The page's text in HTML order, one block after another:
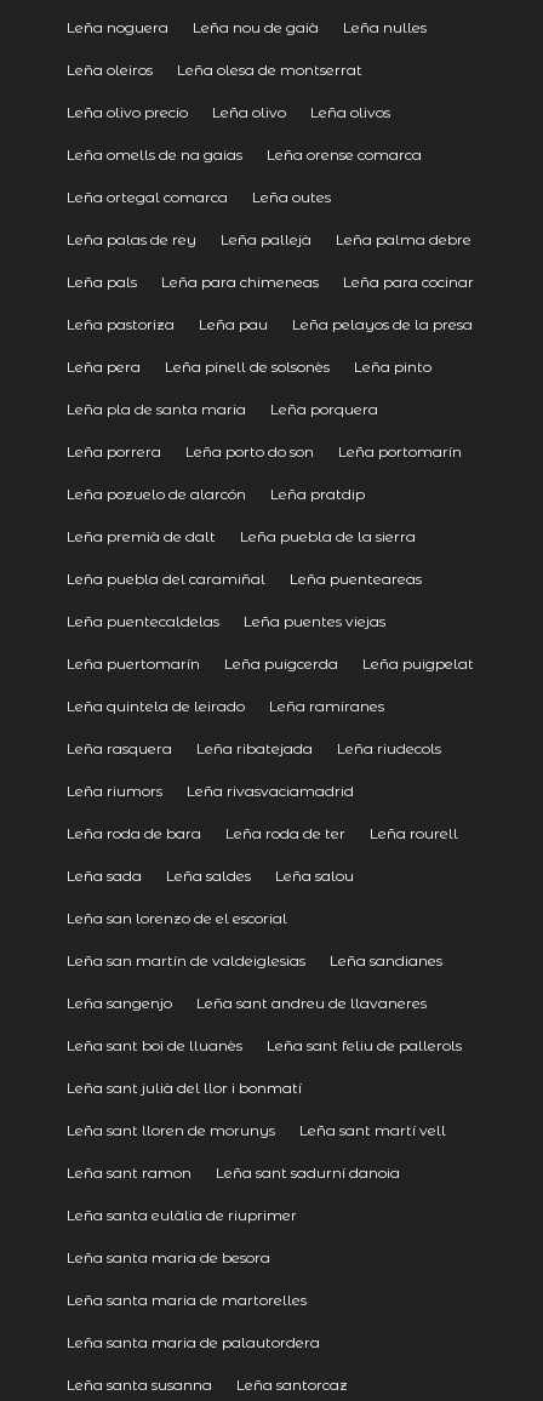
Leña noguera Leña nou de gaià Leña nulles
Leña oleiros Leña olesa de montserrat
Leña olivo precio Leña olivo Leña olivos
Leña omells de na gaias Leña orense comarca
Leña ortegal comarca Leña outes
Leña palas de rey Leña pallejà Leña palma debre
Leña pals Leña para chimeneas Leña para cocinar
Leña pastoriza Leña pau Leña pelayos de la presa
Leña pera Leña pinell de solsonès Leña pinto
Leña pla de santa maria Leña porquera
Leña porrera Leña porto do son Leña portomarín
Leña pozuelo de alarcón Leña pratdip
Leña premià de dalt Leña puebla de la sierra
Leña puebla del caramiñal Leña puenteareas
Leña puentecaldelas Leña puentes viejas
Leña puertomarín Leña puigcerda Leña puigpelat
Leña quintela de leirado Leña ramiranes
Leña rasquera Leña ribatejada Leña riudecols
Leña riumors Leña rivasvaciamadrid
Leña roda de bara Leña roda de ter Leña rourell
Leña sada Leña saldes Leña salou
Leña san lorenzo de el escorial
Leña san martín de valdeiglesias Leña sandianes
Leña sangenjo Leña sant andreu de llavaneres
Leña sant boi de lluanès Leña sant feliu de pallerols
Leña sant julià del llor i bonmatí
Leña sant lloren de morunys Leña sant martí vell
Leña sant ramon Leña sant sadurní danoia
Leña santa eulàlia de riuprimer
Leña santa maria de besora
Leña santa maria de martorelles
Leña santa maria de palautordera
Leña santa susanna Leña santorcaz